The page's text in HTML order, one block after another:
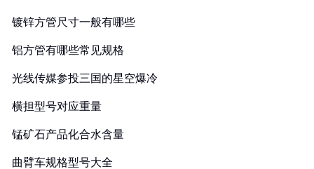
镀锌方管尺寸一般有哪些
铝方管有哪些常见规格
光线传媒参投三国的星空爆冷
横担型号对应重量
锰矿石产品化合水含量
曲臂车规格型号大全